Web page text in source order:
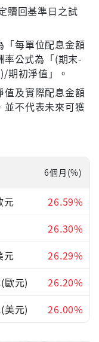
贖回基準日之試
「每單位配息金額
公式為「(期末-
期初淨值」。
值及實際配息金額
並不代表未來可獲
6個月(%)
元
26.59%
26.30%
元
26.29%
歐元)
26.20%
美元)
26.00%